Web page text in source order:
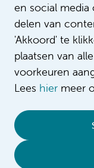
en social
delen van
'Akkoord' te
plaatsen van
voorkeuren
Lees hier meer